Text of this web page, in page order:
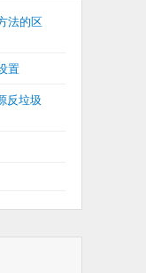
法的区
置
反垃圾